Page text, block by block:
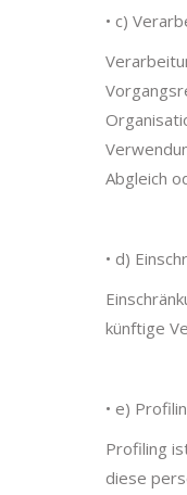
• c)
Abgleich
• d)
künftige
• e)
Profiling
diese